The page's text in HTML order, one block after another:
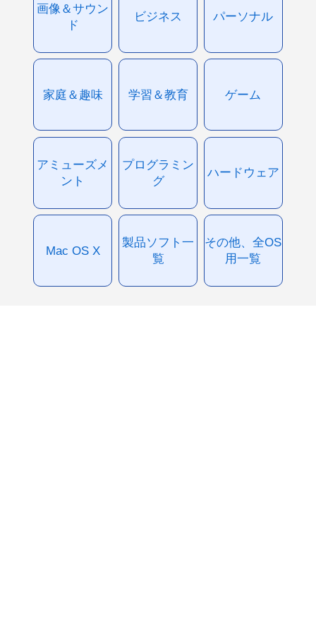
画像＆サウン
ド
ビジネス パーソナル
家庭＆趣味 学習＆教育 ゲーム
アミューズメ
ント
プログラミン
グ
ハードウェア
Mac OS X
製品ソフト一
覧
その他、全OS
用一覧